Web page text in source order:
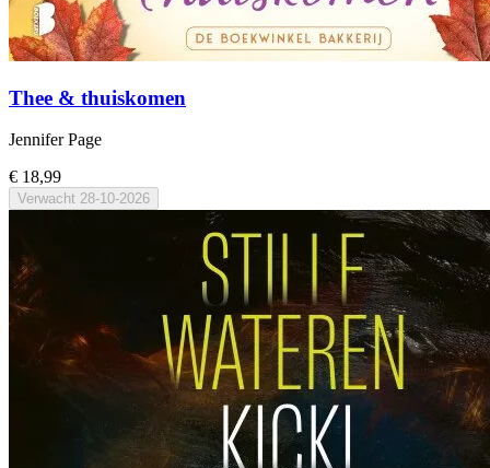
Thee & thuiskomen
Jennifer Page
€ 18,99
Verwacht 28-10-2026